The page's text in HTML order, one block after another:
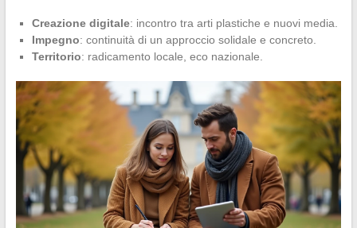
Creazione digitale: incontro tra arti plastiche e nuovi media.
Impegno: continuità di un approccio solidale e concreto.
Territorio: radicamento locale, eco nazionale.